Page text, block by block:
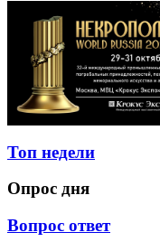
Топ недели
Опрос дня
Вопрос ответ